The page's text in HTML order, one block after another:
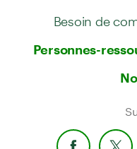
Besoin de
Personnes-